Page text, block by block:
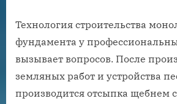
Технология строительства
фундамента у
вызывает вопросов. После
земляных работ и устройства
производится отсыпка щебнем